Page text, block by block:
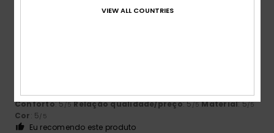
5/5
Mostrar original - Francês
Conforto: 5/5 Relação qualidade/preço: 5/5 Material: 5/5
Cor: 5/5
Eu recomendo este produto
VIEW ALL COUNTRIES